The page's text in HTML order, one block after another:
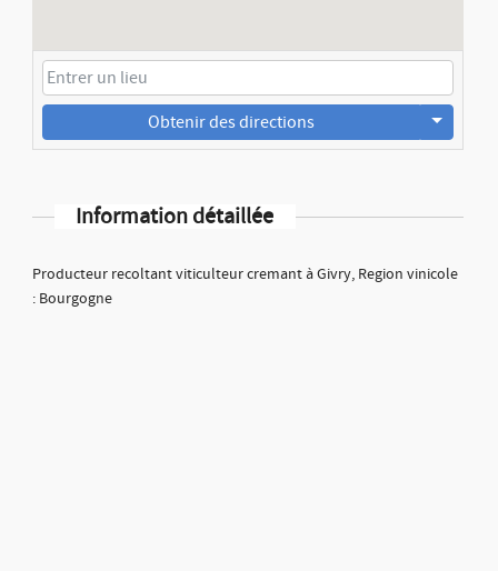
Obtenir des directions
Information détaillée
Producteur recoltant viticulteur cremant à Givry, Region vinicole
: Bourgogne